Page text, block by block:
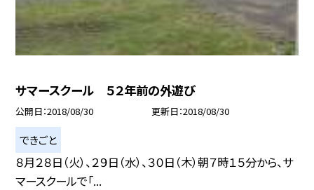
サマースクール ５２年前の外遊び
公開日 2018/08/30 更新日 2018/08/30
できごと
８月２８日（火）、２９日（水）、３０日（木）朝７時１５分から、サ
マースクールで「...